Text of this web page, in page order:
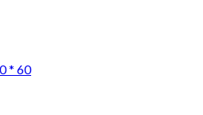
* 60